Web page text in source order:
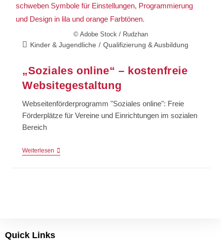
© Adobe Stock / Rudzhan
Kinder & Jugendliche / Qualifizierung & Ausbildung
„Soziales online“ – kostenfreie
Websitegestaltung
Webseitenförderprogramm "Soziales online": Freie
Förderplätze für Vereine und Einrichtungen im sozialen
Bereich
Weiterlesen
Quick Links